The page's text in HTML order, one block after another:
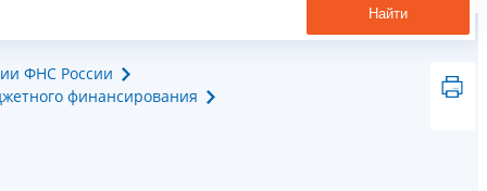
Найти
ФНС России
финансирования